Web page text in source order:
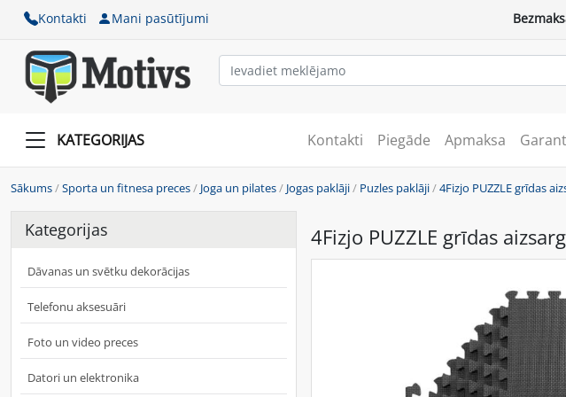
Kontakti Mani pasūtījumi
KATEGORIJAS Kontakti Piegāde Apmaksa
Sākums/Sporta un fitnesa preces/ Joga un pilates/ Jogas paklāji/ Puzles paklāji/4Fizjo PUZZLE grīdas
Kategorijas
Dāvanas un svētku dekorācijas
Telefonu aksesuāri
Foto un video preces
Datori un elektronika
4Fizjo PUZZLE grīdas